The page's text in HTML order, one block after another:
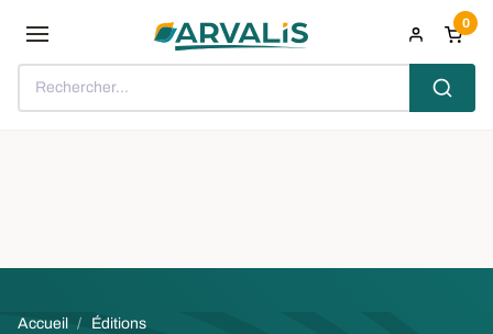
Rechercher...
0
Fil d'Ariane
Accueil
Éditions